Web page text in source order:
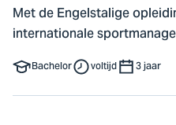
Met de Engelstalige
internationale
Bachelor voltijd 3 jaar